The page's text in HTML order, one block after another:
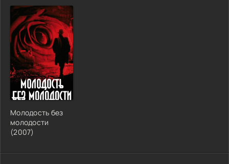
Молодость без
молодости
(2007)